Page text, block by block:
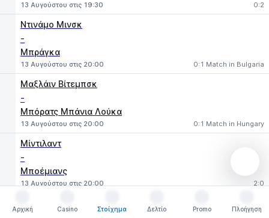
13 Αυγούστου στις 19:30 0:2
Ντινάμο Μινσκ
-
Μπράγκα
13 Αυγούστου στις 20:00 0:1 Match in Bulgaria
Μαξλάιν Βίτεμπσκ
-
Μπόρατς Μπάνια Λούκα
13 Αυγούστου στις 20:00 0:1 Match in Hungary
Μίντιλαντ
-
Μποέμιανς
13 Αυγούστου στις 20:00 2:0
Αρχική
Casino
Στοίχημα
Δελτίο
Promo
Πλοήγηση